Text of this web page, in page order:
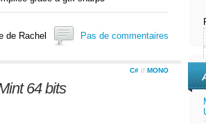
de Rachel Pas de commentaires
C# // MONO
64 bits